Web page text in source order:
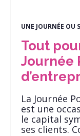
UNE JOURNÉE OU
Tout
Journée
La Journée
est une
le capital
ses clients.